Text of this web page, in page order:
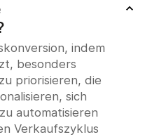
indem
besonders
priorisieren, die
sich
automatisieren
Verkaufszyklus